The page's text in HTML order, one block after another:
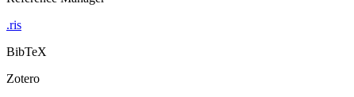
.ris
BibTeX
Zotero